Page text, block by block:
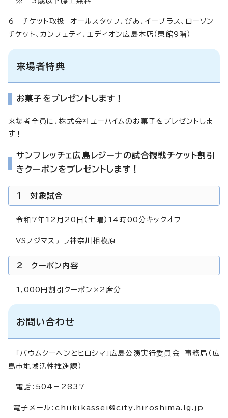
6 チケット取扱 オールスタッフ、ぴあ、イープラス、ローソン
チケット、カンフェティ、エディオン広島本店（東館9階）
来場者特典
お菓子をプレゼントします！
来場者全員に、株式会社ユーハイムのお菓子をプレゼントしま
す！
サンフレッチェ広島レジーナの試合観戦チケット割引
きクーポンをプレゼントします！
1 対象試合
令和7年12月20日（土曜）14時00分キックオフ
VSノジマステラ神奈川相模原
2 クーポン内容
1,000円割引クーポン×2席分
お問い合わせ
「バウムクーヘンとヒロシマ」広島公演実行委員会 事務局（広
島市地域活性推進課）
電話：504－2837
電子メール：chiikikassei@city.hiroshima.lg.jp